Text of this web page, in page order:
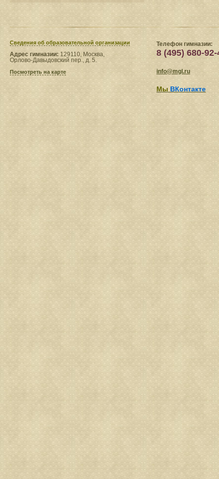
Сведения​ об образовательной организации
Адрес гимназии: 129110, Москва,
Орлово-Давыдовский пер., д. 5.
Посмотреть на карте
Телефон гимназии:
8 (495) 680-92-
info@mgl.ru
Мы ВКонтакте